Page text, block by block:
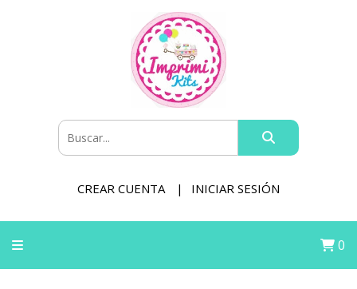
CREAR CUENTA INICIAR SESIÓN
0